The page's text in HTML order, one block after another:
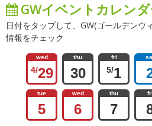
GWイベントカレン
日付をタップして、GW(ゴールデンウ
情報をチェック
wed
4/29
thu
30
fri
5/1
tue
5
wed
6
thu
7
fri